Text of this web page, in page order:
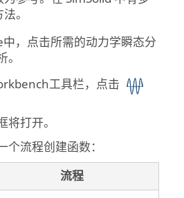
。
中，点击所需的动力学瞬态分
工具栏，点击
将打开。
个流程创建函数：
流程